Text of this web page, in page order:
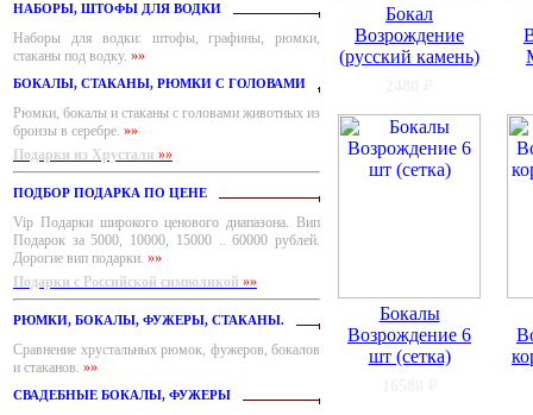
НАБОРЫ, ШТОФЫ ДЛЯ ВОДКИ
Наборы для водки: штофы, графины, рюмки,
стаканы под водку. »»
БОКАЛЫ, СТАКАНЫ, РЮМКИ С ГОЛОВАМИ
Рюмки, бокалы и стаканы с головами животных из
бронзы в серебре. »»
Подарки из Хрусталя »»
ПОДБОР ПОДАРКА ПО ЦЕНЕ
Vip Подарки широкого ценового диапазона. Вип
Подарок за 5000, 10000, 15000 .. 60000 рублей.
Дорогие вип подарки. »»
Подарки с Российской символикой »»
РЮМКИ, БОКАЛЫ, ФУЖЕРЫ, СТАКАНЫ.
Сравнение хрустальных рюмок, фужеров, бокалов
и стаканов. »»
СВАДЕБНЫЕ БОКАЛЫ, ФУЖЕРЫ
Бокал
Возрождение
(русский камень)
Бокалы
Возрождение 6
шт (сетка)